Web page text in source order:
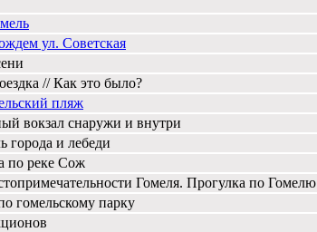
ул. Советская
// Как это было?
пляж
вокзал снаружи и внутри
города и лебеди
по реке Сож
Гомеля. Прогулка по Гомелю
гомельскому парку